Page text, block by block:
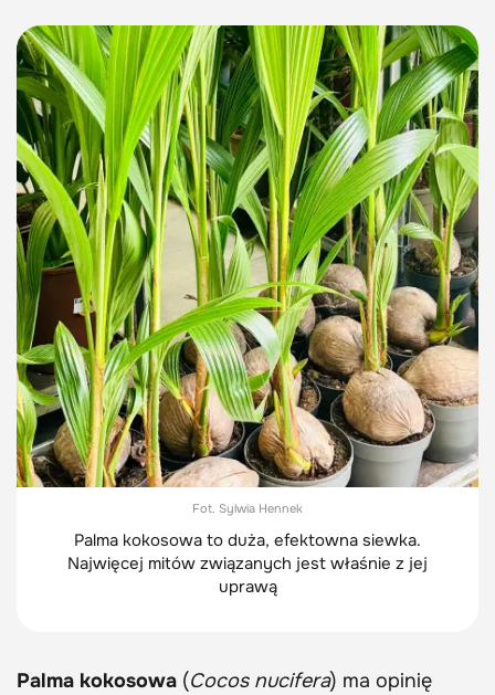
Fot. Sylwia Hennek
Palma kokosowa to duża, efektowna siewka.
Najwięcej mitów związanych jest właśnie z jej
uprawą
Palma kokosowa (Cocos nucifera) ma opinię